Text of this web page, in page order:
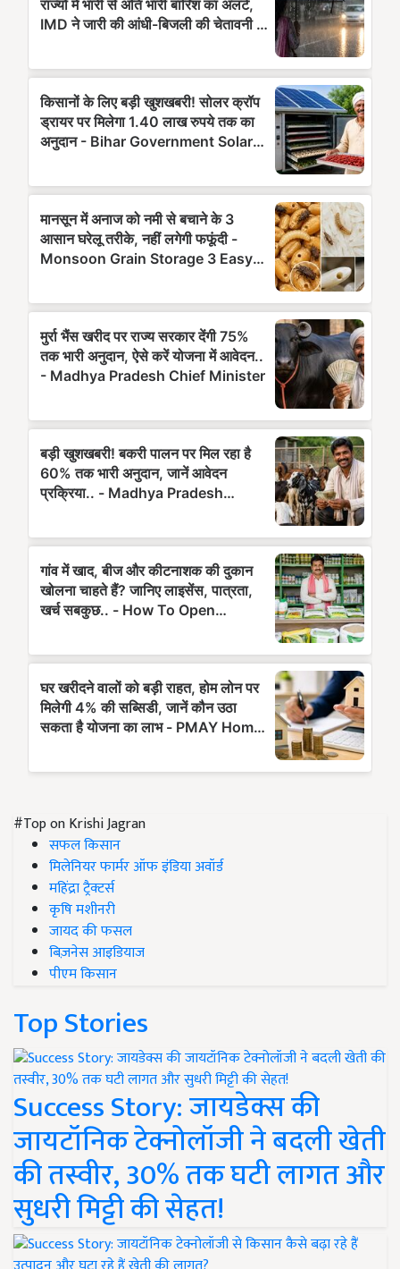
#Top on Krishi Jagran
सफल किसान
मिलेनियर फार्मर ऑफ इंडिया अवॉर्ड
महिंद्रा ट्रैक्टर्स
कृषि मशीनरी
जायद की फसल
बिज़नेस आइडियाज
पीएम किसान
Top Stories
Success Story: जायडेक्स की
जायटॉनिक टेक्नोलॉजी ने बदली खेती
की तस्वीर, 30% तक घटी लागत और
सुधरी मिट्टी की सेहत!